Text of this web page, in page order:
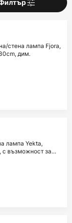
стена лампа Fjora,
дим.
лампа Yekta,
с възможност за